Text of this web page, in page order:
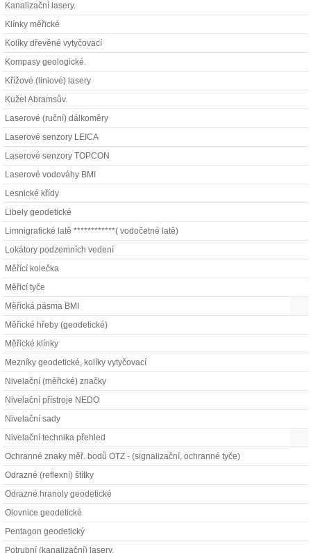
Kanalizační lasery.
Klínky měřické
Kolíky dřevěné vytyčovací
Kompasy geologické.
Křížové (liniové) lasery
Kužel Abramsův.
Laserové (ruční) dálkoměry
Laserové senzory LEICA
Laserové senzory TOPCON
Laserové vodováhy BMI
Lesnické křídy
Libely geodetické
Limnigrafické latě ************( vodočetné latě)
Lokátory podzemních vedení
Měřící kolečka
Měřicí tyče
Měřická pásma BMI
Měřické hřeby (geodetické)
Měřické klínky
Mezníky geodetické, kolíky vytyčovací
Nivelační (měřické) značky
Nivelační přístroje NEDO
Nivelační sady
Nivelační technika přehled
Ochranné znaky měř. bodů OTZ - (signalizační, ochranné tyče)
Odrazné (reflexní) štítky
Odrazné hranoly geodetické
Olovnice geodetické
Pentagon geodetický
Potrubní (kanalizační) lasery.